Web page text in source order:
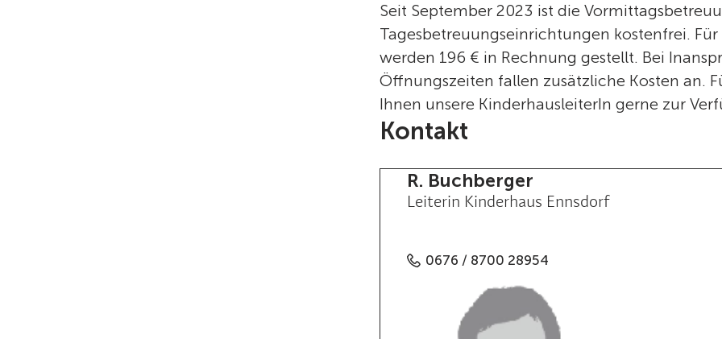
Seit September 2023 ist die
Tagesbetreuungseinrichtungen kostenfrei.
werden 196 € in Rechnung gestellt. Bei
Öffnungszeiten fallen zusätzliche Kosten an.
Ihnen unsere KinderhausleiterIn gerne zur
Kontakt
R. Buchberger
Leiterin Kinderhaus Ennsdorf
0676 / 8700 28954